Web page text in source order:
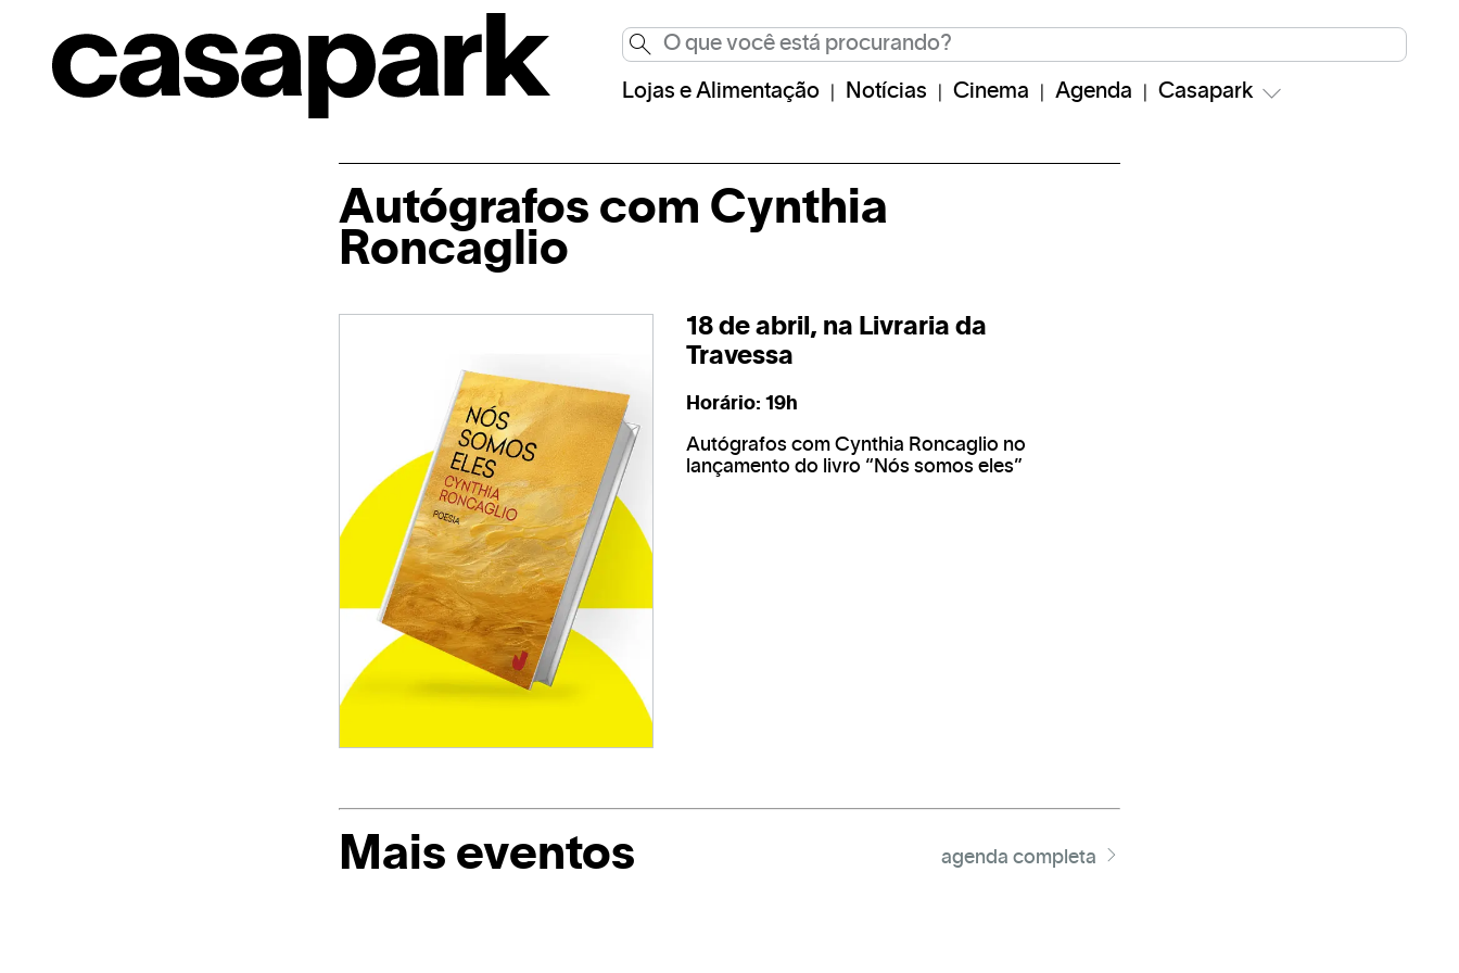
Lojas e Alimentação Notícias Cinema Agenda Casapark
Autógrafos com Cynthia
Roncaglio
18 de abril, na Livraria da
Travessa
Horário: 19h
Autógrafos com Cynthia Roncaglio no
lançamento do livro “Nós somos eles”
Mais eventos agenda completa